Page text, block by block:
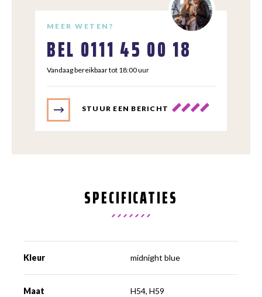
MEER WETEN?
BEL 0111 45 00 18
Vandaag bereikbaar tot 18:00 uur
STUUR EEN BERICHT
SPECIFICATIES
Kleur midnight blue
Maat H54, H59